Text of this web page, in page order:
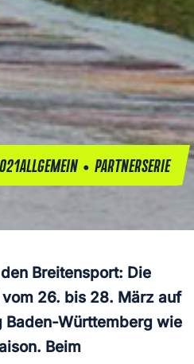
ALLGEMEIN •PARTNERSERIE
Breitensport: Die
26. bis 28. März auf
Baden-Württemberg wie
Beim